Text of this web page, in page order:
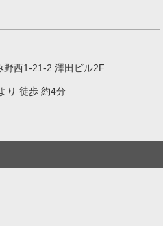
野西1-21-2 澤田ビル2F
り 徒歩 約4分